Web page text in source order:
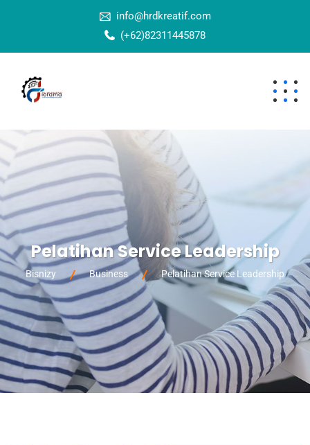
info@hrdkreatif.com
(+62)82311445878
Pelatihan Service Leadership
Bisnizy Business Pelatihan Service Leadership